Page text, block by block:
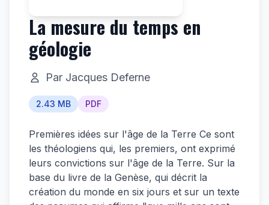
La mesure du temps en
géologie
Par Jacques Deferne
2.43 MB PDF
Premières idées sur l'âge de la Terre Ce sont
les théologiens qui, les premiers, ont exprimé
leurs convictions sur l'âge de la Terre. Sur la
base du livre de la Genèse, qui décrit la
création du monde en six jours et sur un texte